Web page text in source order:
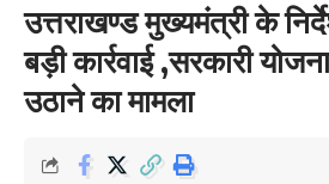
उत्तराखण्ड मुख्यमंत्री के
बड़ी कार्रवाई ,सरकारी
उठाने का मामला